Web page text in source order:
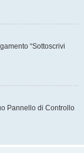
“Sottoscrivi
Pannello di Controllo